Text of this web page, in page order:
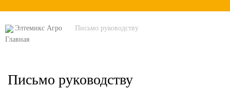
Элтемикс Агро Письмо руководству
Письмо руководству